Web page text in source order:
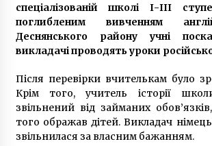
6 років ago
спеціалізованій школі І-ІІІ
поглибленим вивченням
Деснянського району учні
викладачі проводять уроки
Після перевірки вчителькам було
Крім того, учитель історії
звільнений від займаних
того ображав дітей. Викладач
звільнилася за власним бажанням.